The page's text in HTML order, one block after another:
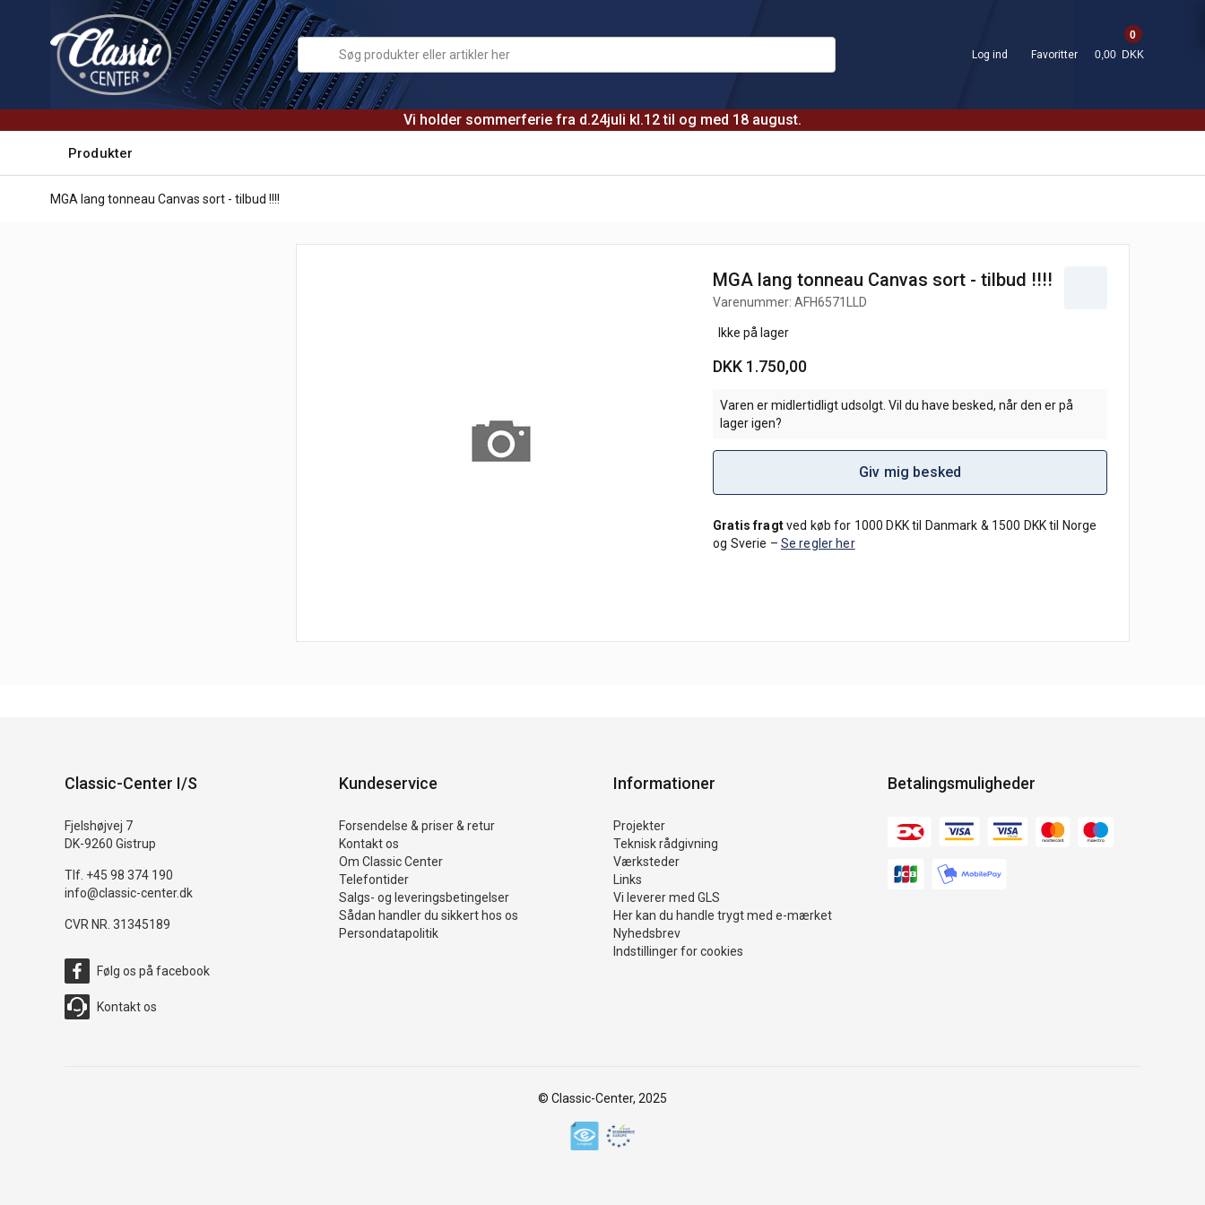
Vi holder sommerferie fra d.24juli kl.12 til og med 18 august.
Log ind Favoritter
0
0,00 DKK
Produkter
MGA lang tonneau Canvas sort - tilbud !!!!
MGA lang tonneau Canvas sort - tilbud !!!!
Varenummer:AFH6571LLD
Ikke på lager
DKK 1.750,00
Varen er midlertidligt udsolgt. Vil du have besked, når den er på
lager igen?
Giv mig besked
Gratis fragtved køb for 1000 DKK til Danmark & 1500 DKK til Norge
og Sverie – Se regler her
Classic-Center I/S
Fjelshøjvej 7
DK-9260 Gistrup
Tlf. +45 98 374 190
info@classic-center.dk
CVR NR. 31345189
Følg os på facebook
Kontakt os
Kundeservice
Forsendelse & priser & retur
Kontakt os
Om Classic Center
Telefontider
Salgs- og leveringsbetingelser
Sådan handler du sikkert hos os
Persondatapolitik
Informationer
Projekter
Teknisk rådgivning
Værksteder
Links
Vi leverer med GLS
Her kan du handle trygt med e-mærket
Nyhedsbrev
Indstillinger for cookies
Betalingsmuligheder
© Classic-Center, 2025